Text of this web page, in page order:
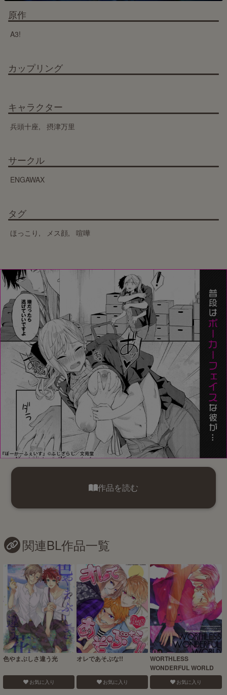
原作
A3!
カップリング
キャラクター
兵頭十座 摂津万里
サークル
ENGAWAX
タグ
ほっこり メス顔 喧嘩
作品を読む
関連BL作品一覧
色やまぶしさ違う光
お気に入り
オレであそぶな!!
お気に入り
WORTHLESS
WONDERFUL WORLD
お気に入り